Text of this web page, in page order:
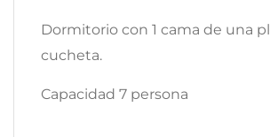
Dormitorio con 1 cama de una
cucheta.
Capacidad 7 persona